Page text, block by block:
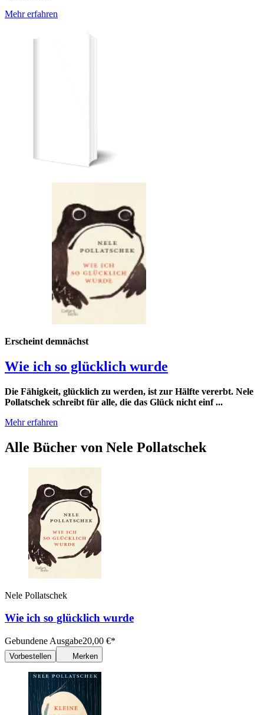
Mehr erfahren
Erscheint demnächst
Wie ich so glücklich wurde
Die Fähigkeit, glücklich zu werden, ist zur Hälfte vererbt. Nele
Pollatschek schreibt für alle, die das Glück nicht einf ...
Mehr erfahren
Alle Bücher von Nele Pollatschek
Nele Pollatschek
Wie ich so glücklich wurde
Gebundene Ausgabe20,00 €*
Vorbestellen Merken